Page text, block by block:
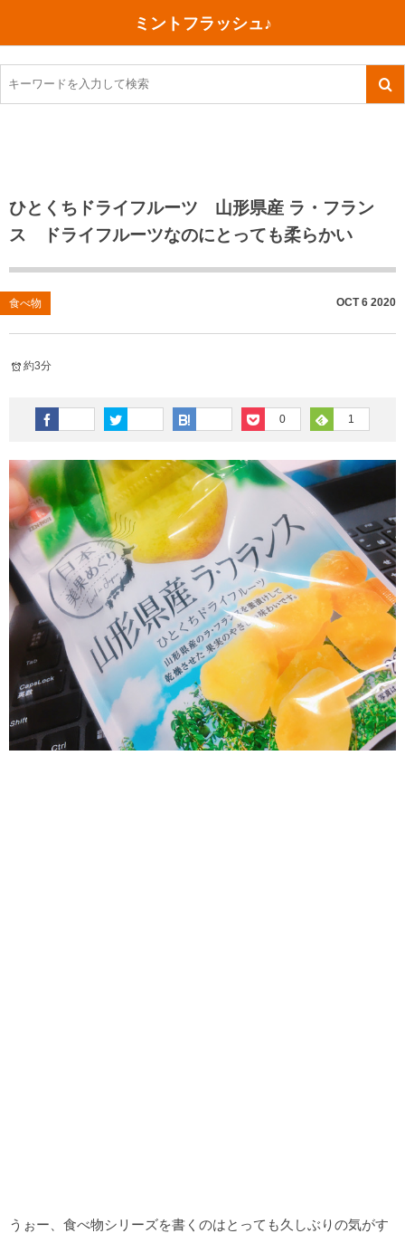
ミントフラッシュ♪
ひとくちドライフルーツ 山形県産 ラ・フラン
ス ドライフルーツなのにとっても柔らかい
食べ物 OCT 6 2020
約3分
0 1
うぉー、食べ物シリーズを書くのはとっても久しぶりの気がす
TOEIC感想・結果
TOEIC800点への道
TOEIC（作戦・ノウハウなど）
TOEIC700点への道
英単語
その他英語関連
今日買った本
ご朱印帳めぐり
川越（埼玉県）
沖縄
神戸
行ってきたあれこれ
旅行関連あれこれ
ファスティング
コスメ
ダイエット
健康あれこれ
美容あれこれ
食べ物
今日の一枚
月、星、宇宙